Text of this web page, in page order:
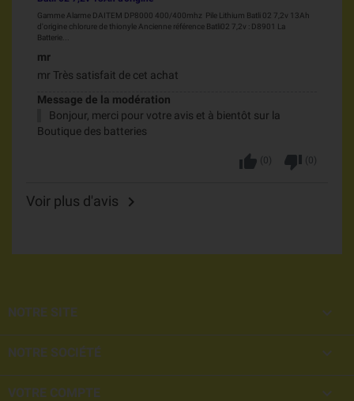
Gamme Alarme DAITEM DP8000 400/400mhz Pile Lithium Batli 02 7,2v 13Ah
d'origine chlorure de thionyle Ancienne référence Batli02 7,2v : D8901 La
Batterie...
mr
mr Très satisfait de cet achat
Message de la modération
Bonjour, merci pour votre avis et à bientôt sur la
Boutique des batteries
thumb_up (0 ) thumb_down (0 )
Voir plus d'avis 
NOTRE SITE 
NOTRE SOCIÉTÉ 
VOTRE COMPTE 